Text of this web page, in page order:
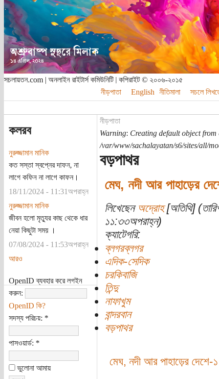
সচলায়তন.com | অনলাইন রাইটার্স কমিউনিটি | কপিরাইট © ২০০৬-২০১৫
নীড়পাতা
English নীতিমালা সচলে
কলরব
নুরুজ্জামান মানিক
কত সস্তা স্বপ্নের দাফন, না
লাগে কফিন না লাগে কাফন।
18/11/2024 - 11:31অপরাহ্ন
নুরুজ্জামান মানিক
জীবন হলো মৃত্যুর কাছ থেকে ধার
নেয়া কিছুটা সময় ।
07/08/2024 - 11:53অপরাহ্ন
আরও
OpenID ব্যবহার করে লগইন
করুন:
OpenID কি?
সদস্য পরিচয়: *
পাসওয়ার্ড: *
ভুলোনা আমায়
নীড়পাতা
Warning: Creating default object from
/var/www/sachalayatan/s6/sites/all/
বড়পাথর
মেঘ, নদী আর পাহাড়ের
লিখেছেন অদ্রোহ[অতিথি]
১১:৩৩অপরাহ্ন)
ক্যাটেগরি:
ব্লগরব্লগর
এদিক-সেদিক
চরকিবাজি
তিন্দু
নাফাখুম
বান্দরবান
বড়পাথর
মেঘ, নদী আর পাহাড়ের দেশে-১